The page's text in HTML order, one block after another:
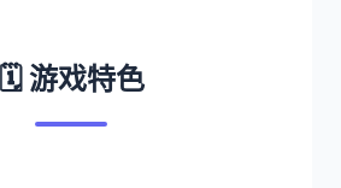
🗓️ 游戏特色